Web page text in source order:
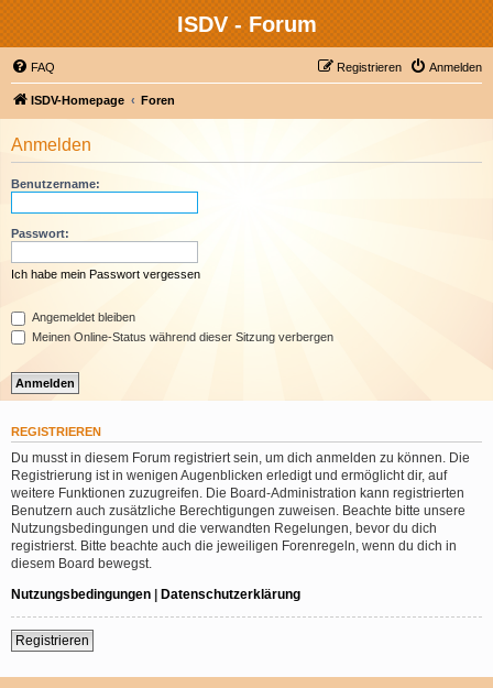
ISDV - Forum
FAQ Anmelden
Registrieren
ISDV-Homepage Foren
Anmelden
Benutzername:
Passwort:
Ich habe mein Passwort vergessen
Angemeldet bleiben
Meinen Online-Status während dieser Sitzung verbergen
REGISTRIEREN
Du musst in diesem Forum registriert sein, um dich anmelden zu können. Die
Registrierung ist in wenigen Augenblicken erledigt und ermöglicht dir, auf
weitere Funktionen zuzugreifen. Die Board-Administration kann registrierten
Benutzern auch zusätzliche Berechtigungen zuweisen. Beachte bitte unsere
Nutzungsbedingungen und die verwandten Regelungen, bevor du dich
registrierst. Bitte beachte auch die jeweiligen Forenregeln, wenn du dich in
diesem Board bewegst.
Nutzungsbedingungen | Datenschutzerklärung
Registrieren